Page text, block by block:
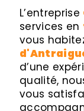
L’entreprise
services en
vous
d’une
qualité,
vous